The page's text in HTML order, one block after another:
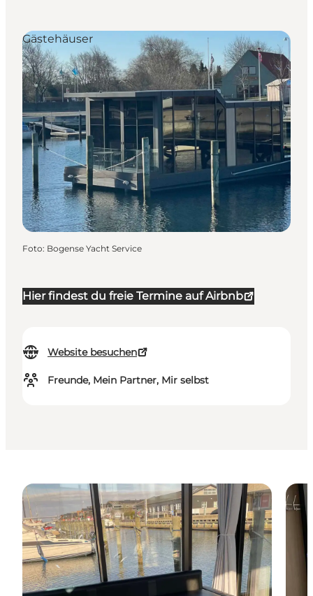
Hier findest du freie Termine auf Airbnb
Website besuchen
Freunde, Mein Partner, Mir selbst
Gästehäuser
Foto: Bogense Yacht Service